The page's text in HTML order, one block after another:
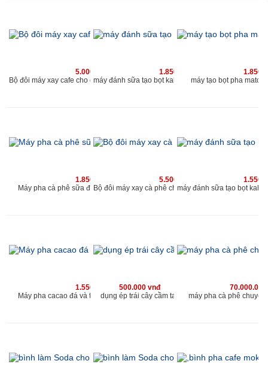
5.000.000 vnđ
1.850.000 vnđ
máy tạo bọt pha
1.850.000 vnđ
Máy pha cà phê sữa đá và cacao sữa đá kahchan
5.500.000 vnđ
1.550.000 vnđ
Máy pha cacao đá và trà sữa đá kahchan EP2178
500.000 vnđ
dụng ép trái cây cầm tay
máy pha cà phê